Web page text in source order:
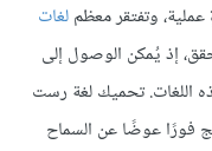
وتفتقر معظملغات
إذ يُمكن الوصول إلى
اللغات. تحميك لغة رست
فورًا عوضًا عن السماح